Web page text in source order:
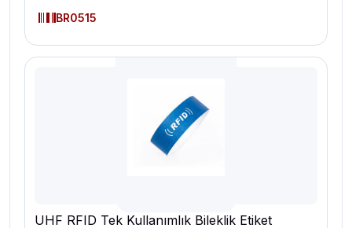
BR0515
UHF RFID Tek Kullanımlık Bileklik Etiket